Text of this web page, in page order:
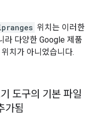
위치는 이러한
라 다양한 Google 제품
치가 아니었습니다.
도구의 기본 파일
가됨